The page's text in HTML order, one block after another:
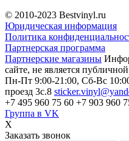
© 2010-2023 Bestvinyl.ru
Юридическая информация
Политика
Партнерская программа
Партнерские магазины
сайте, не является
Пн-Пт 9:00-21:00, Сб-Вс
проезд 3с.8
+7 495 960 75 60 +7 903 960
Группа в VK
X
Заказать звонок